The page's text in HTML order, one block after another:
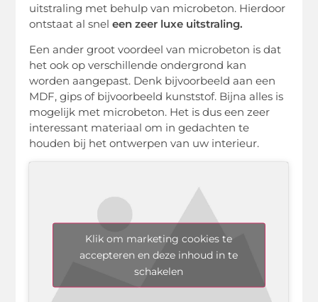
uitstraling met behulp van microbeton. Hierdoor
ontstaat al snel een zeer luxe uitstraling.
Een ander groot voordeel van microbeton is dat
het ook op verschillende ondergrond kan
worden aangepast. Denk bijvoorbeeld aan een
MDF, gips of bijvoorbeeld kunststof. Bijna alles is
mogelijk met microbeton. Het is dus een zeer
interessant materiaal om in gedachten te
houden bij het ontwerpen van uw interieur.
Klik om marketing cookies te
accepteren en deze inhoud in te
schakelen